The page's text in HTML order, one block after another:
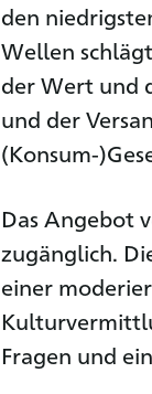
den
Wellen
der Wert und
und der
(Konsum-
Das Angebot
zugänglich.
einer
Fragen und